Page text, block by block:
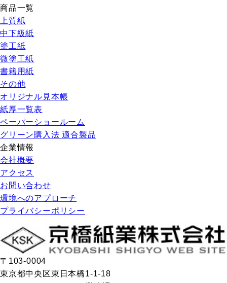
商品一覧
上質紙
中下級紙
塗工紙
微塗工紙
書籍用紙
その他
オリジナル見本帳
紙厚一覧表
ペーパーショールーム
グリーン購入法 適合製品
企業情報
会社概要
アクセス
お問い合わせ
環境へのアプローチ
プライバシーポリシー
〒103-0004
東京都中央区東日本橋1-1-18